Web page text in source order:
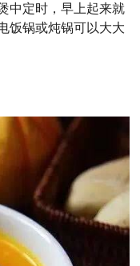
中定时，早上起来就
饭锅或炖锅可以大大